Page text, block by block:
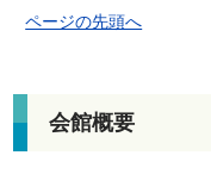
ページの先頭へ
会館概要